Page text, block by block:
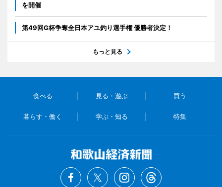
を開催
第49回G杯争奪全日本アユ釣り選手権 優勝者決定！
もっと見る
食べる 見る・遊ぶ 買う
暮らす・働く 学ぶ・知る 特集